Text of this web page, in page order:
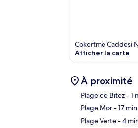
Cokertme Caddesi
Afficher la carte
À proximité
Plage de Bitez- 1
Plage Mor- 17
Plage Verte- 4